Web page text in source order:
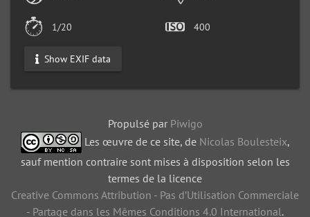
1/20 400
Show EXIF data
Propulsé par Piwigo
Les œuvre de ce site, de Nicolas Boulesteix,
sauf mention contraire sont mises à disposition selon les
termes de la licence
Creative Commons Attribution - Pas d’Utilisation Commerciale
- Partage dans les Mêmes Conditions 4.0 International.